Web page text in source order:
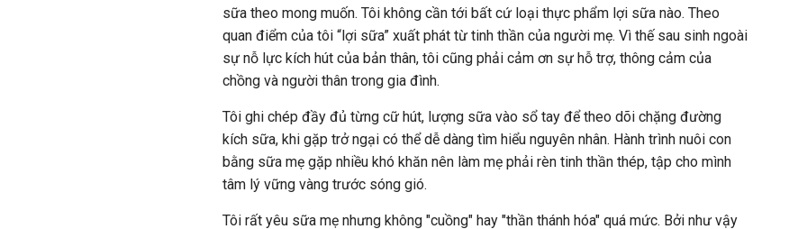
sữa theo mong muốn. Tôi không cần tới bất cứ loại thực phẩm lợi sữa nào. Theo
quan điểm của tôi “lợi sữa” xuất phát từ tinh thần của người mẹ. Vì thế sau sinh ngoài
sự nỗ lực kích hút của bản thân, tôi cũng phải cảm ơn sự hỗ trợ, thông cảm của
chồng và người thân trong gia đình.
Tôi ghi chép đầy đủ từng cữ hút, lượng sữa vào sổ tay để theo dõi chặng đường
kích sữa, khi gặp trở ngại có thể dễ dàng tìm hiểu nguyên nhân. Hành trình nuôi con
bằng sữa mẹ gặp nhiều khó khăn nên làm mẹ phải rèn tinh thần thép, tập cho mình
tâm lý vững vàng trước sóng gió.
Tôi rất yêu sữa mẹ nhưng không "cuồng" hay "thần thánh hóa" quá mức. Bởi như vậy